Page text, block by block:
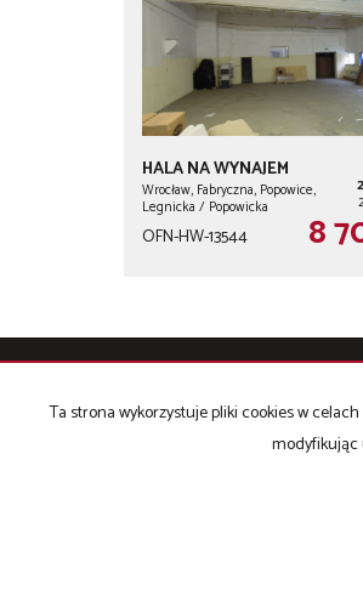
HALA NA WYNAJEM
Wrocław, Fabryczna, Popowice,
Legnicka / Popowicka
OFN-HW-13544 8
OFFICIUM NIERUCHOMOŚCI
Ta strona wykorzystuje pliki cookies w
modyfikując